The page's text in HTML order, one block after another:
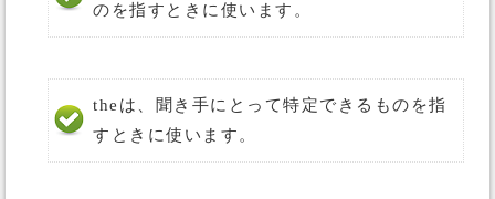
のを指すときに使います。
theは、聞き手にとって特定できるものを指
すときに使います。